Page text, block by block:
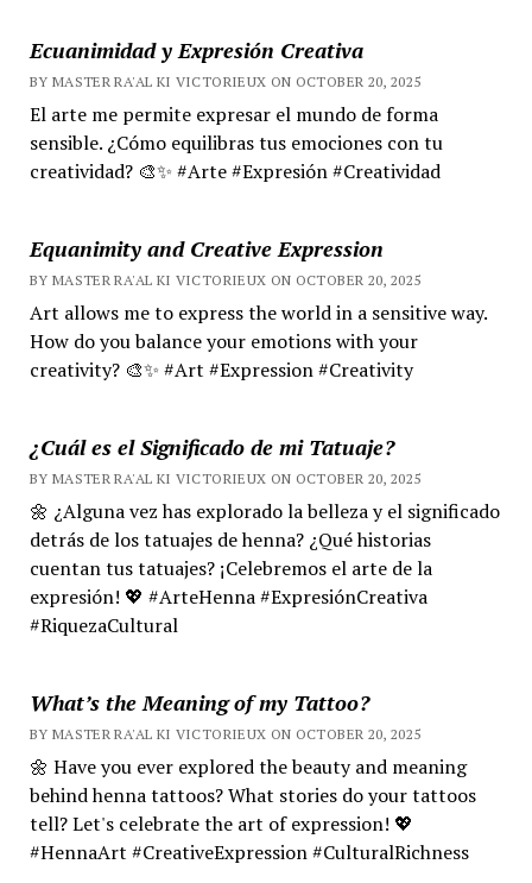
Ecuanimidad y Expresión Creativa
BY MASTER RA'AL KI VICTORIEUX ON OCTOBER 20, 2025
El arte me permite expresar el mundo de forma
sensible. ¿Cómo equilibras tus emociones con tu
creatividad? 🎨✨ #Arte #Expresión #Creatividad
Equanimity and Creative Expression
BY MASTER RA'AL KI VICTORIEUX ON OCTOBER 20, 2025
Art allows me to express the world in a sensitive way.
How do you balance your emotions with your
creativity? 🎨✨ #Art #Expression #Creativity
¿Cuál es el Significado de mi Tatuaje?
BY MASTER RA'AL KI VICTORIEUX ON OCTOBER 20, 2025
🌼 ¿Alguna vez has explorado la belleza y el significado
detrás de los tatuajes de henna? ¿Qué historias
cuentan tus tatuajes? ¡Celebremos el arte de la
expresión! 💖 #ArteHenna #ExpresiónCreativa
#RiquezaCultural
What’s the Meaning of my Tattoo?
BY MASTER RA'AL KI VICTORIEUX ON OCTOBER 20, 2025
🌼 Have you ever explored the beauty and meaning
behind henna tattoos? What stories do your tattoos
tell? Let's celebrate the art of expression! 💖
#HennaArt #CreativeExpression #CulturalRichness